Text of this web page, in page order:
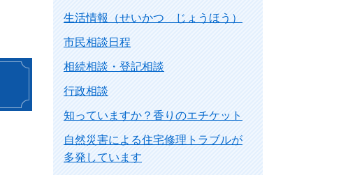
生活情報（せいかつ じょうほう）
市民相談日程
相続相談・登記相談
行政相談
知っていますか？香りのエチケット
自然災害による住宅修理トラブルが
多発しています